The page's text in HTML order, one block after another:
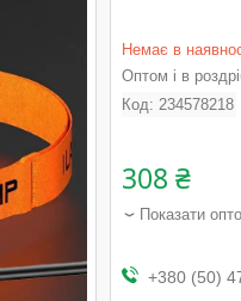
Немає в
Оптом і в
Код: 234578218
308 ₴
Показати
+380 (50)